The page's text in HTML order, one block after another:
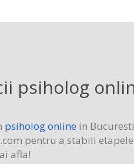
psiholog
psiholog online in Bucuresti
pentru a stabili
afla!